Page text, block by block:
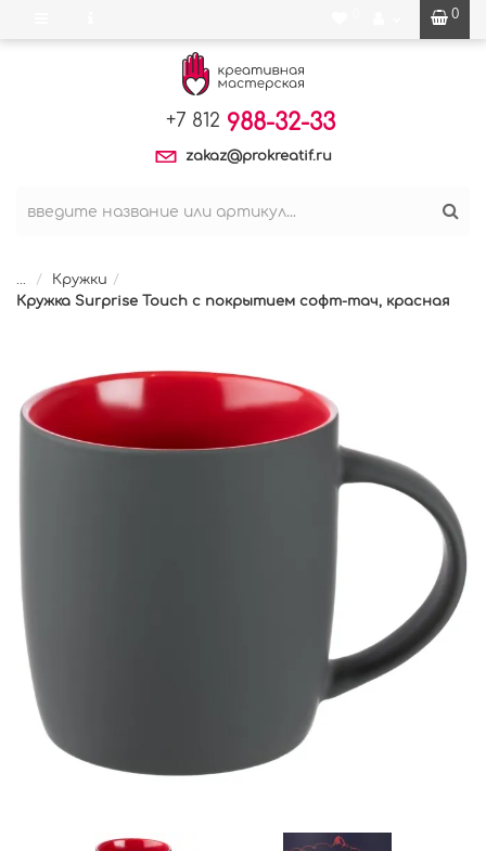
0
+7 812 988-32-33
zakaz@prokreatif.ru
...
Кружки
Кружка Surprise Touch c покрытием софт-тач, красная